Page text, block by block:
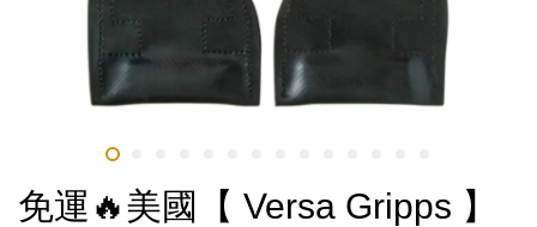
免運🔥美國【 Versa Gripps 】